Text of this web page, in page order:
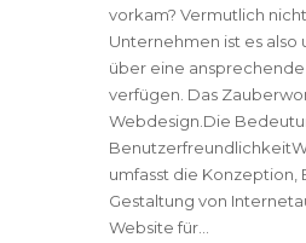
vorkam? Vermutlich
Unternehmen ist es also
über eine
verfügen. Das
Webdesign.Die
umfasst die Konzeption,
Gestaltung von
Website für...